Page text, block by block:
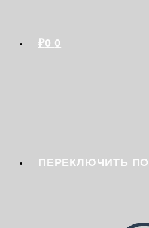
₽0 0
ПЕРЕКЛЮЧИТЬ